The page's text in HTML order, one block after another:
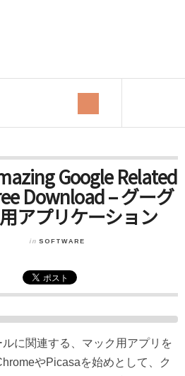
Google Related
Download – グーグ
アプリケーション
in SOFTWARE
に関連する、マック用アプリを
やPicasaを始めとして、ク